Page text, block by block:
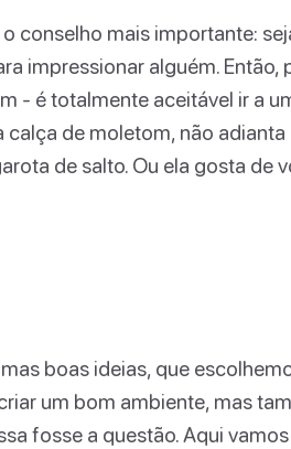
conselho mais importante:
impressionar alguém. Então,
- é totalmente aceitável ir a
calça de moletom, não
de salto. Ou ela gosta de
boas ideias, que
um bom ambiente, mas
fosse a questão. Aqui